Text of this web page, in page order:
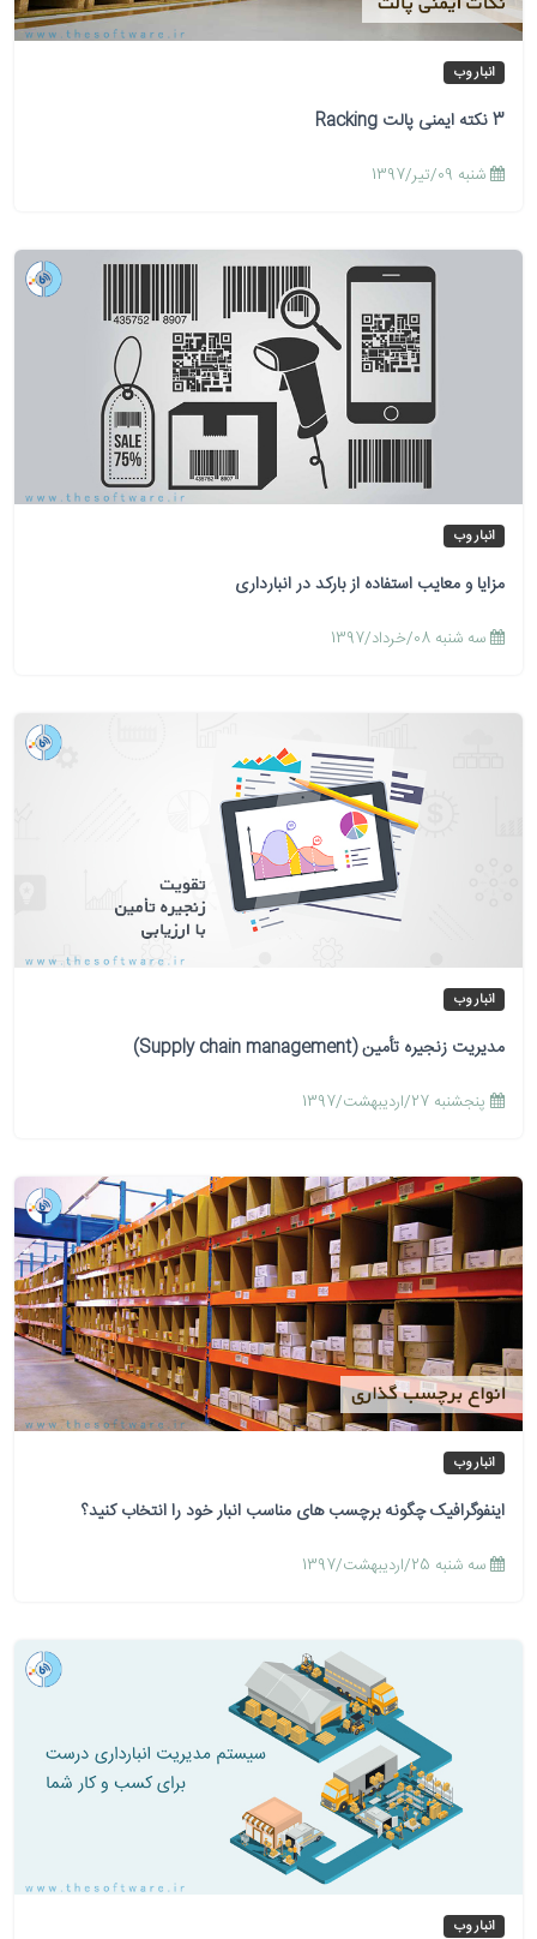
انبار وب
3 نکته ایمنی پالت Racking
شنبه 09/تیر/1397
انبار وب
مزایا و معایب استفاده از بارکد در انبارداری
سه شنبه 08/خرداد/1397
انبار وب
مدیریت زنجیره تأمین (Supply chain management)
پنجشنبه 27/اردیبهشت/1397
انبار وب
اینفوگرافیک چگونه برچسب های مناسب انبار خود را انتخاب کنید؟
سه شنبه 25/اردیبهشت/1397
انبار وب